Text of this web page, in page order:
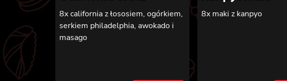
8x california z łososiem, ogórkiem,
serkiem philadelphia, awokado i
masago
8x maki z kanpyo